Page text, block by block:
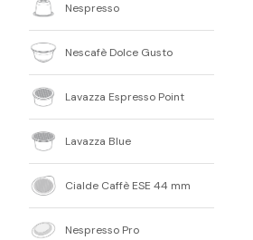
Nespresso
Nescafè Dolce Gusto
Lavazza Espresso Point
Lavazza Blue
Cialde Caffè ESE 44 mm
Nespresso Pro